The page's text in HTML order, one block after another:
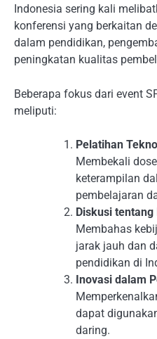
Indonesia sering kali
konferensi yang berkaitan
dalam pendidikan,
peningkatan kualitas
Beberapa fokus dari event
meliputi:
Pelatihan
Membekali
keterampilan
pembelajaran
Diskusi
Membahas
jarak jauh dan
pendidikan di
Inovasi dalam
dapat
daring.